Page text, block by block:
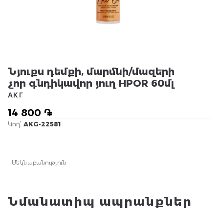
Նյուքս դեմքի, մարմնի/մազերի
չոր գնդիկավոր յուղ HPOR 60մլ
14 800 ֏
АКГ
Կոդ՝ AKG-22581
Մեկնաբանություն
Նմանատիպ ապրանքներ